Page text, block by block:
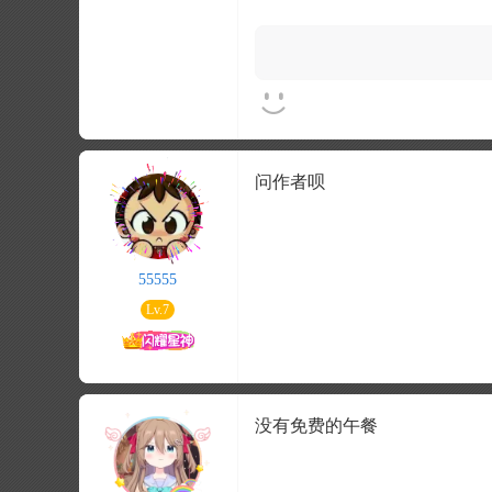
55555
Lv.7
问作者呗
没有免费的午餐